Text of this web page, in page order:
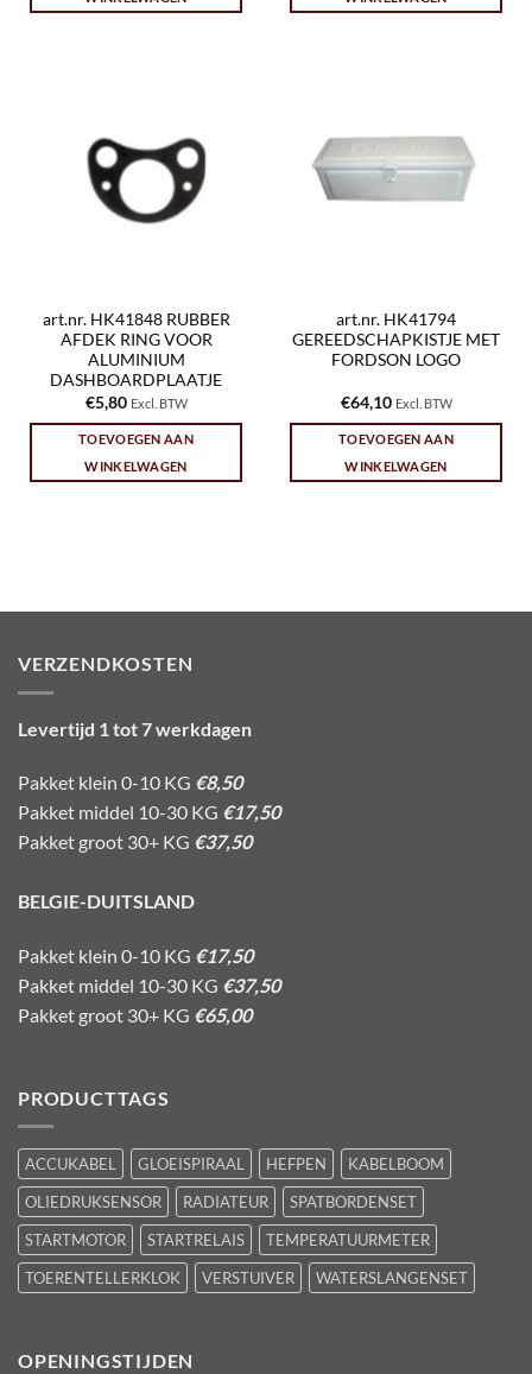
art.nr. HK41848 RUBBER
AFDEK RING VOOR
ALUMINIUM
DASHBOARDPLAATJE
€5,80 Excl. BTW
TOEVOEGEN AAN
WINKELWAGEN
art.nr. HK41794
GEREEDSCHAPKISTJE MET
FORDSON LOGO
€64,10 Excl. BTW
TOEVOEGEN AAN
WINKELWAGEN
VERZENDKOSTEN
Levertijd 1 tot 7 werkdagen
Pakket klein 0-10 KG €8,50
Pakket middel 10-30 KG €17,50
Pakket groot 30+ KG €37,50
BELGIE-DUITSLAND
Pakket klein 0-10 KG €17,50
Pakket middel 10-30 KG €37,50
Pakket groot 30+ KG €65,00
PRODUCTTAGS
ACCUKABEL GLOEISPIRAAL HEFPEN
KABELBOOM
OLIEDRUKSENSOR
RADIATEUR
SPATBORDENSET
STARTMOTOR
STARTRELAIS
TEMPERATUURMETER
TOERENTELLERKLOK
VERSTUIVER WATERSLANGENSET
OPENINGSTIJDEN